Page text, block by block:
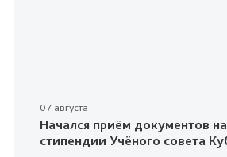
07 августа
Начался приём документов
стипендии Учёного совета